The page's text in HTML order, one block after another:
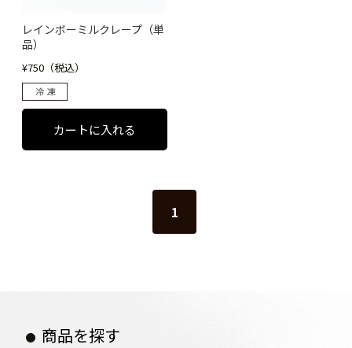
レインボーミルクレープ（単
品）
¥750（税込）
1
商品を探す